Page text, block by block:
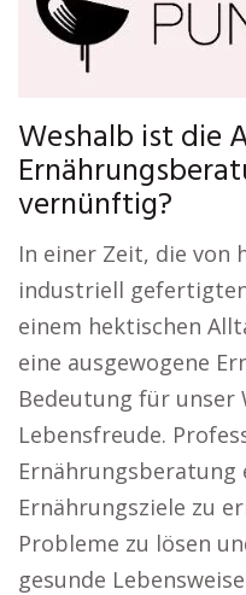
Weshalb ist die
vernünftig?
In einer Zeit, die von
industriell
einem hektischen
eine ausgewogene
Bedeutung für unser
Lebensfreude.
Ernährungsziele zu
Probleme zu lösen
gesunde